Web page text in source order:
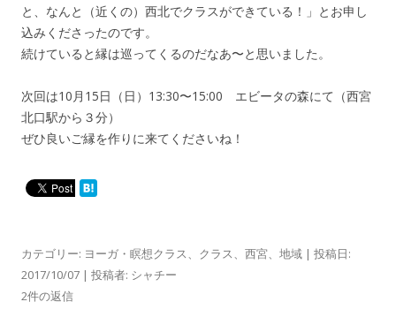
と、なんと（近くの）西北でクラスができている！」とお申し
込みくださったのです。
続けていると縁は巡ってくるのだなあ〜と思いました。
次回は10月15日（日）13:30〜15:00 エビータの森にて（西宮
北口駅から３分）
ぜひ良いご縁を作りに来てくださいね！
カテゴリー: ヨーガ・瞑想クラス、 クラス、 西宮、 地域 | 投稿日:
2017/10/07 | 投稿者: シャチー
2件の返信